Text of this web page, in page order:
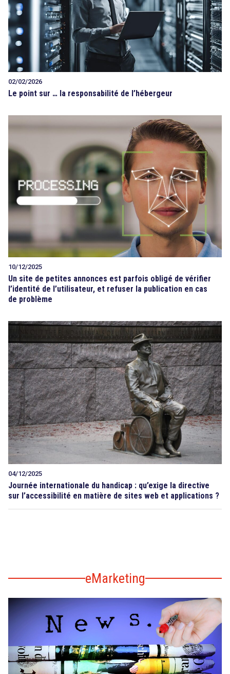
02/02/2026
Le point sur … la responsabilité de l’hébergeur
10/12/2025
Un site de petites annonces est parfois obligé de vérifier
l’identité de l’utilisateur, et refuser la publication en cas
de problème
04/12/2025
Journée internationale du handicap : qu’exige la directive
sur l’accessibilité en matière de sites web et applications ?
eMarketing